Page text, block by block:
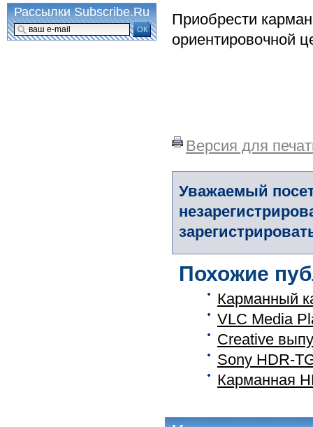
Приобрести
ориентировочной
Версия для
Уважаемый
Похожие
Карманный
VLC Media
Creative
Sony HDR-
Карманная
Рассылки Subscribe.Ru
ОК